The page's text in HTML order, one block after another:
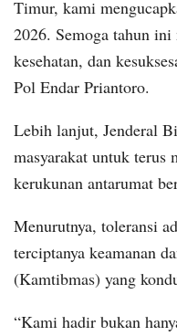
Timur, kami
2026. Semoga tahun ini
kesehatan, dan
Pol Endar Priantoro.
Lebih lanjut, Jenderal
masyarakat untuk terus
kerukunan antarumat
Menurutnya, toleransi
terciptanya keamanan
(Kamtibmas) yang
“Kami hadir bukan